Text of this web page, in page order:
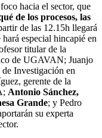
hacia el sector, que
de los procesos, las
de las 12.15h llegará
especial hincapié en
titular de la
de UGAVAN; Juanjo
Investigación en
gerente de la
Antonio Sánchez,
Grande; y Pedro
su experta